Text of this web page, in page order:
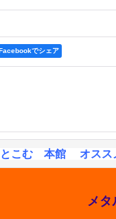
でシェア
とこむ 本館 オスス
メタ